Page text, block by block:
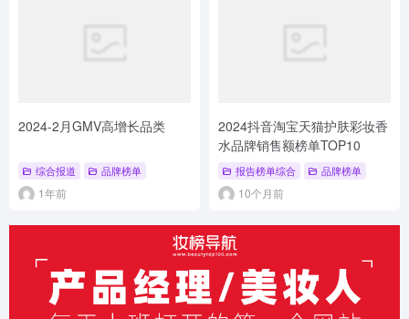
2024-2月GMV高增长品类
综合报道 品牌榜单
1年前
2024抖音淘宝天猫护肤彩妆香
水品牌销售额榜单TOP10
报告榜单综合 品牌榜单
10个月前